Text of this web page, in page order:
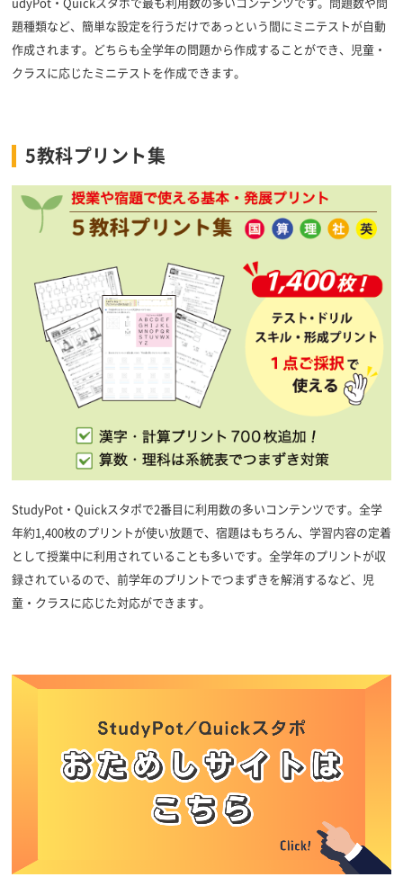
udyPot・Quickスタポで最も利用数の多いコンテンツです。問題数や問
題種類など、簡単な設定を行うだけであっという間にミニテストが自動
作成されます。どちらも全学年の問題から作成することができ、児童・
クラスに応じたミニテストを作成できます。
5教科プリント集
StudyPot・Quickスタポで2番目に利用数の多いコンテンツです。全学
年約1,400枚のプリントが使い放題で、宿題はもちろん、学習内容の定着
として授業中に利用されていることも多いです。全学年のプリントが収
録されているので、前学年のプリントでつまずきを解消するなど、児
童・クラスに応じた対応ができます。